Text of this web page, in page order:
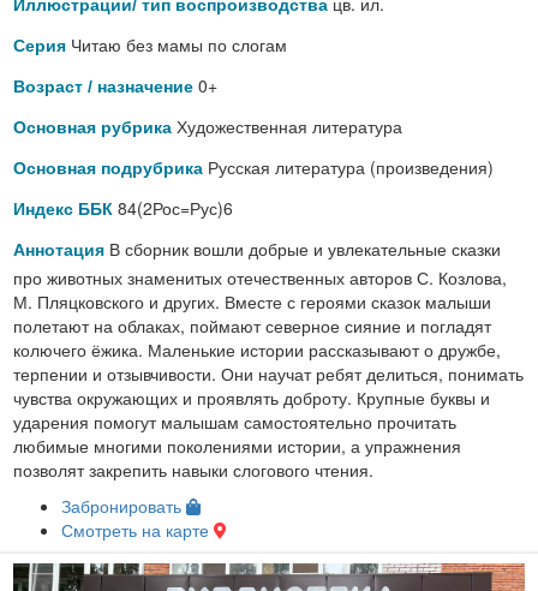
Иллюстрации/ тип воспроизводства
Серия Читаю без мамы по слогам
Возраст / назначение 0+
Основная рубрика Художественная литература
Основная подрубрика Русская литература (произведения)
Индекс ББК 84(2Рос=Рус)6
Аннотация В сборник вошли добрые и увлекательные сказки
про животных знаменитых отечественных авторов С. Козлова,
М. Пляцковского и других. Вместе с героями сказок малыши
полетают на облаках, поймают северное сияние и погладят
колючего ёжика. Маленькие истории рассказывают о дружбе,
терпении и отзывчивости. Они научат ребят делиться, понимать
чувства окружающих и проявлять доброту. Крупные буквы и
ударения помогут малышам самостоятельно прочитать
любимые многими поколениями истории, а упражнения
позволят закрепить навыки слогового чтения.
Забронировать
Смотреть на карте